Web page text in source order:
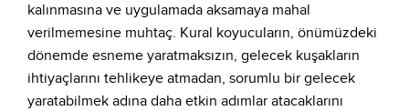
kalınmasına ve uygulamada aksamaya mahal
verilmemesine muhtaç. Kural koyucuların, önümüzdeki
dönemde esneme yaratmaksızın, gelecek kuşakların
ihtiyaçlarını tehlikeye atmadan, sorumlu bir gelecek
yaratabilmek adına daha etkin adımlar atacaklarını